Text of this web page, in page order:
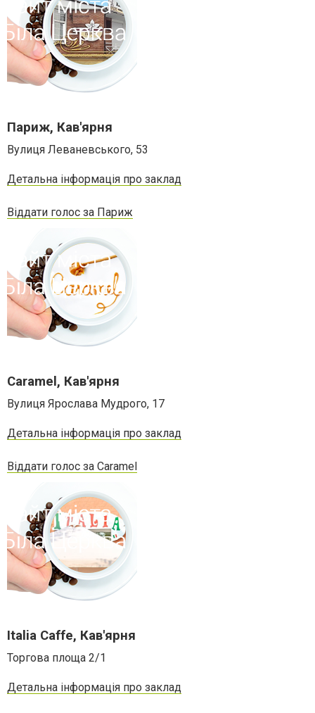
Париж, Кав'ярня
Вулиця Леваневського, 53
Детальна інформація про заклад
Віддати голос за Париж
Caramel, Кав'ярня
Вулиця Ярослава Мудрого, 17
Детальна інформація про заклад
Віддати голос за Caramel
Italia Caffe, Кав'ярня
Торгова площа 2/1
Детальна інформація про заклад